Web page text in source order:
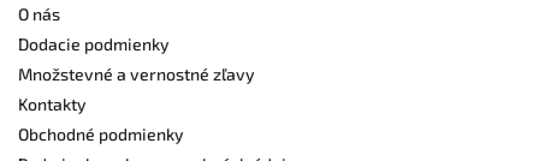
O nás
Dodacie podmienky
Množstevné a vernostné zľavy
Kontakty
Obchodné podmienky